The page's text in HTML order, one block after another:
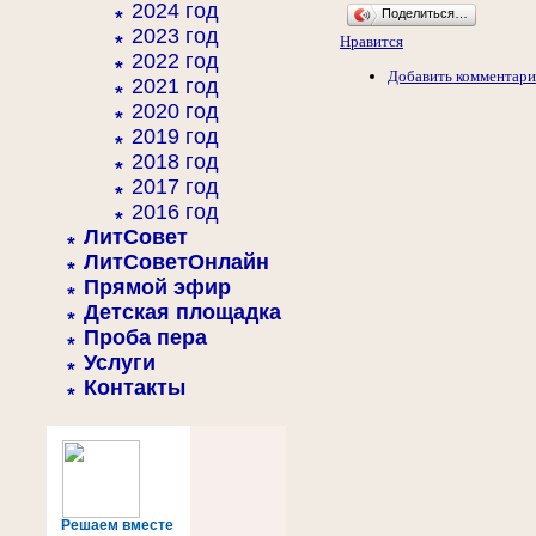
2024 год
2023 год
2022 год
2021 год
2020 год
2019 год
2018 год
2017 год
2016 год
ЛитСовет
ЛитСоветОнлайн
Прямой эфир
Детская площадка
Проба пера
Услуги
Контакты
Решаем вместе
Поделиться…
Нравится
Добавить